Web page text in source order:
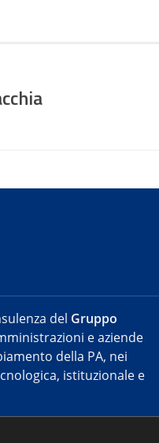
del Gruppo
e aziende
della PA, nei
istituzionale e